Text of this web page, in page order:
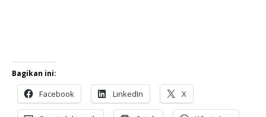
Bagikan ini:
Facebook LinkedIn X